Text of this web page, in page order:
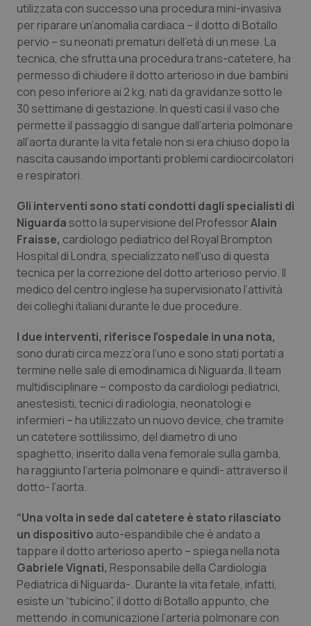
Calabria
Campania
Emilia-Romagna
Friuli Venezia Giulia
Lazio
Liguria
Lombardia
Marche
Molise
Piemonte
Provincia Autonoma di Bolzano
Provincia Autonoma di Trento
Puglia
Sardegna
Sicilia
Toscana
Umbria
Asma & BPCO
Car-T
Colesterolo & coronaropatie
Dermatite Atopica
Diabete & glucometri
Disturbi dell’umore
Dolore
Donna & Salute
Epatiti
HIV
Infezioni & Febbre
Ipertensione & Scompenso
Malattie rare
Malattia di Crohn & Rettocolite Ulcerosa
Neuroscienze & patologie neurodegenerative
Obesità
Oftalmologia
utilizzata con successo una procedura mini-invasiva
per riparare un’anomalia cardiaca – il dotto di Botallo
pervio – su neonati prematuri dell’età di un mese. La
tecnica, che sfrutta una procedura trans-catetere, ha
permesso di chiudere il dotto arterioso in due bambini
con peso inferiore ai 2 kg, nati da gravidanze sotto le
30 settimane di gestazione. In questi casi il vaso che
permette il passaggio di sangue dall’arteria polmonare
all’aorta durante la vita fetale non si era chiuso dopo la
nascita causando importanti problemi cardiocircolatori
e respiratori.
Gli interventi sono stati condotti dagli specialisti di
Niguarda sotto la supervisione del ProfessorAlain
Fraisse, cardiologo pediatrico del Royal Brompton
Hospital di Londra, specializzato nell’uso di questa
tecnica per la correzione del dotto arterioso pervio. Il
medico del centro inglese ha supervisionato l’attività
dei colleghi italiani durante le due procedure.
I due interventi, riferisce l’ospedale in una nota,
sono durati circa mezz’ora l’uno e sono stati portati a
termine nelle sale di emodinamica di Niguarda. Il team
multidisciplinare – composto da cardiologi pediatrici,
anestesisti, tecnici di radiologia, neonatologi e
infermieri – ha utilizzato un nuovo device, che tramite
un catetere sottilissimo, del diametro di uno
spaghetto, inserito dalla vena femorale sulla gamba,
ha raggiunto l’arteria polmonare e quindi- attraverso il
dotto- l’aorta.
“Una volta in sede dal catetere è stato rilasciato
un dispositivo auto-espandibile che è andato a
tappare il dotto arterioso aperto – spiega nella nota
Gabriele Vignati, Responsabile della Cardiologia
Pediatrica di Niguarda-. Durante la vita fetale, infatti,
esiste un “tubicino”, il dotto di Botallo appunto, che
mettendo in comunicazione l’arteria polmonare con